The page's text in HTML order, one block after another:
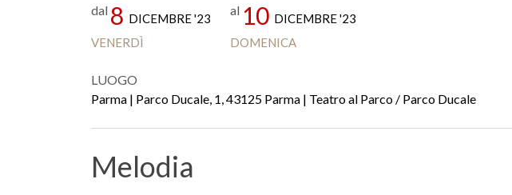
dal 8 DICEMBRE '23
VENERDÌ
al 10 DICEMBRE '23
DOMENICA
LUOGO
Parma | Parco Ducale, 1, 43125 Parma | Teatro al Parco / Parco Ducale
Melodia